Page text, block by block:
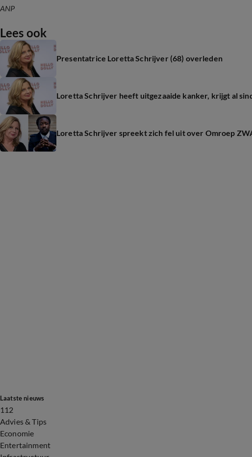
ANP
Lees ook
Presentatrice Loretta Schrijver (68) overleden
Loretta Schrijver heeft uitgezaaide kanker, krijgt al
Loretta Schrijver spreekt zich fel uit over Omroep
Laatste nieuws
112
Advies & Tips
Economie
Entertainment